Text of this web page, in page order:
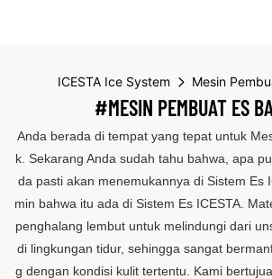
ICESTA Ice System Mesin
#MESIN PEMBUAT ES
Anda berada di tempat yang tepat untuk
k. Sekarang Anda sudah tahu bahwa, apa
da pasti akan menemukannya di Sistem Es
min bahwa itu ada di Sistem Es ICESTA.
penghalang lembut untuk melindungi dari
di lingkungan tidur, sehingga sangat
g dengan kondisi kulit tertentu. Kami